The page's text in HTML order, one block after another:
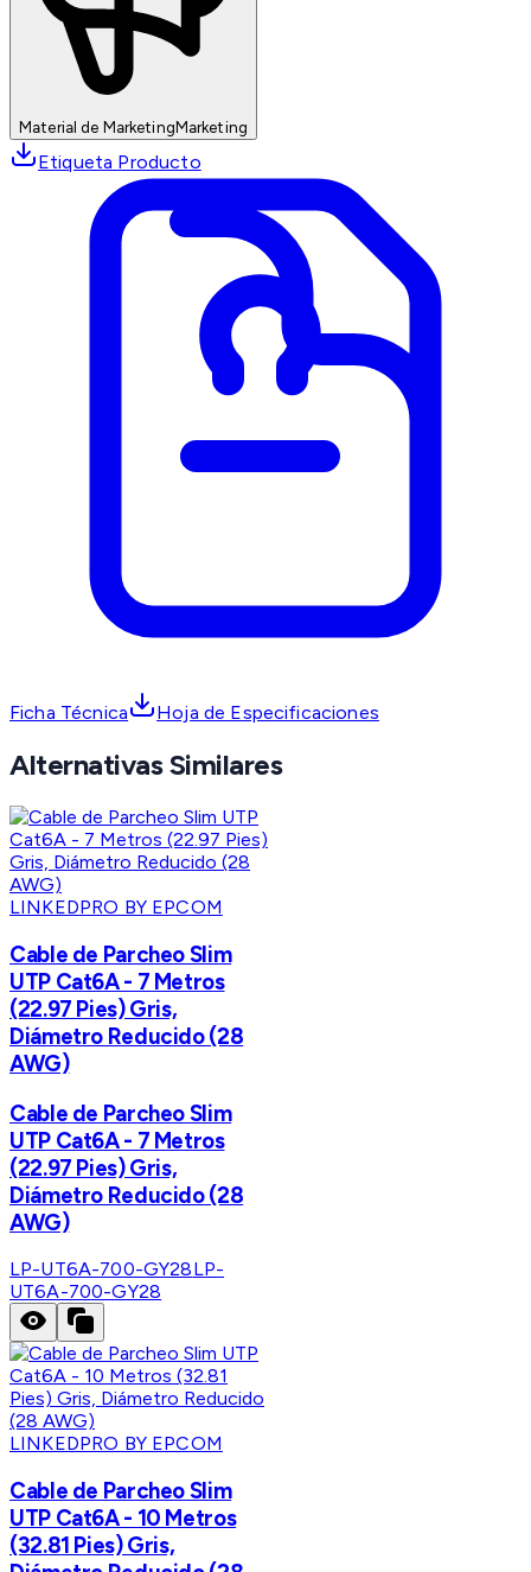
Material de MarketingMarketing
Etiqueta Producto
Ficha Técnica Hoja de Especificaciones
Alternativas Similares
LINKEDPRO BY EPCOM
Cable de Parcheo Slim
UTP Cat6A - 7 Metros
(22.97 Pies) Gris,
Diámetro Reducido (28
AWG)
Cable de Parcheo Slim
UTP Cat6A - 7 Metros
(22.97 Pies) Gris,
Diámetro Reducido (28
AWG)
LP-UT6A-700-GY28LP-
UT6A-700-GY28
LINKEDPRO BY EPCOM
Cable de Parcheo Slim
UTP Cat6A - 10 Metros
(32.81 Pies) Gris,